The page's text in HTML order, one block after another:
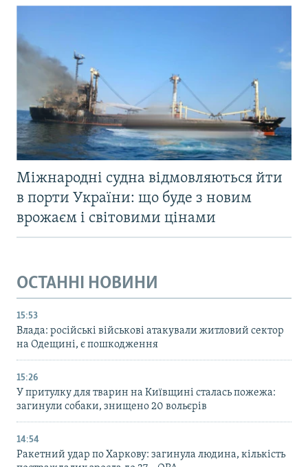
Міжнародні судна відмовляються йти
в порти України: що буде з новим
врожаєм і світовими цінами
ОСТАННІ НОВИНИ
15:53
Влада: російські військові атакували житловий сектор
на Одещині, є пошкодження
15:26
У притулку для тварин на Київщині сталась пожежа:
загинули собаки, знищено 20 вольєрів
14:54
Ракетний удар по Харкову: загинула людина, кількість